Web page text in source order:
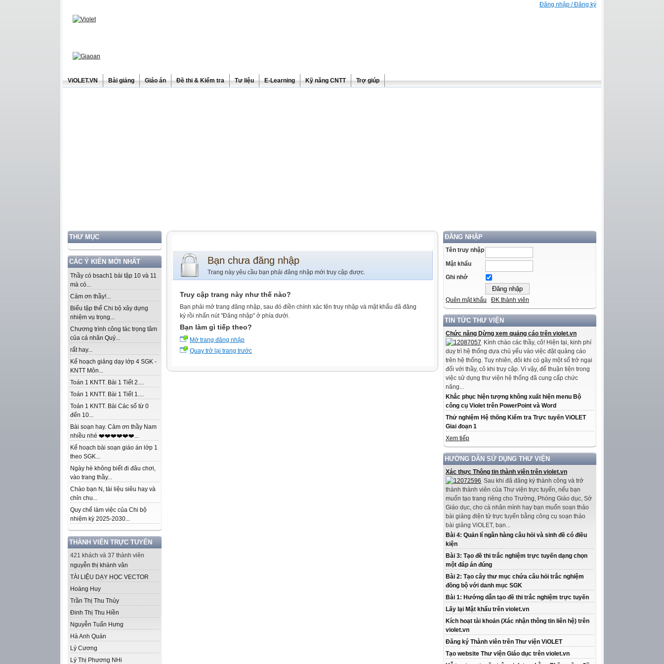
Đăng nhập / Đăng ký
ViOLET.VN Bài giảng Giáo án Đề thi & Kiểm tra Tư liệu E-Learning Kỹ năng CNTT Trợ giúp
THƯ MỤC
CÁC Ý KIẾN MỚI NHẤT
Thầy có bsach1 bài tập 10 và 11
mà có...
Cảm ơn thầy!...
Biểu tập thể Chi bộ xây dựng
nhiệm vụ trọng...
Chương trình công tác trọng tâm
của cá nhân Quý...
rất hay...
Kế hoạch giảng dạy lớp 4 SGK -
KNTT Môn...
Toán 1 KNTT. Bài 1 Tiết 2....
Toán 1 KNTT. Bài 1 Tiết 1....
Toán 1 KNTT. Bài Các số từ 0
đến 10...
Bài soạn hay. Cảm ơn thầy Nam
nhiều nhé ❤️❤️❤️❤️❤️❤️...
Kế hoạch bài soạn giáo án lớp 1
theo SGK...
Ngày hè không biết đi đâu chơi,
vào trang thầy...
Chào bạn N, tài liệu siêu hay và
chỉn chu...
Quy chế làm việc của Chi bộ
nhiệm kỳ 2025-2030...
THÀNH VIÊN TRỰC TUYẾN
421 khách và 37 thành viên
nguyễn thị khánh vân
TÀI LIỆU DẠY HỌC VECTOR
Hoàng Huy
Trần Thị Thu Thủy
Đinh Thị Thu Hiền
Nguyễn Tuấn Hưng
Hà Anh Quán
Lý Cương
Lý Thị Phương NHi
ĐĂNG NHẬP
Tên truy nhập
Mật khẩu
Ghi nhớ
Quên mật khẩu ĐK thành viên
TIN TỨC THƯ VIỆN
Chức năng Dừng xem quảng cáo trên violet.vn
Kính chào các thầy, cô! Hiện tại, kinh phí
duy trì hệ thống dựa chủ yếu vào việc đặt quảng cáo
trên hệ thống. Tuy nhiên, đôi khi có gây một số trở ngại
đối với thầy, cô khi truy cập. Vì vậy, để thuận tiện trong
việc sử dụng thư viện hệ thống đã cung cấp chức
năng...
Khắc phục hiện tượng không xuất hiện menu Bộ
công cụ Violet trên PowerPoint và Word
Thử nghiệm Hệ thống Kiểm tra Trực tuyến ViOLET
Giai đoạn 1
Xem tiếp
HƯỚNG DẪN SỬ DỤNG THƯ VIỆN
Xác thực Thông tin thành viên trên violet.vn
Sau khi đã đăng ký thành công và trở
thành thành viên của Thư viện trực tuyến, nếu bạn
muốn tạo trang riêng cho Trường, Phòng Giáo dục, Sở
Giáo dục, cho cá nhân mình hay bạn muốn soạn thảo
bài giảng điện tử trực tuyến bằng công cụ soạn thảo
bài giảng ViOLET, bạn...
Bài 4: Quản lí ngân hàng câu hỏi và sinh đề có điều
kiện
Bài 3: Tạo đề thi trắc nghiệm trực tuyến dạng chọn
một đáp án đúng
Bài 2: Tạo cây thư mục chứa câu hỏi trắc nghiệm
đồng bộ với danh mục SGK
Bài 1: Hướng dẫn tạo đề thi trắc nghiệm trực tuyến
Lấy lại Mật khẩu trên violet.vn
Kích hoạt tài khoản (Xác nhận thông tin liên hệ) trên
violet.vn
Đăng ký Thành viên trên Thư viện ViOLET
Tạo website Thư viện Giáo dục trên violet.vn
Bạn chưa đăng nhập
Trang này yêu cầu bạn phải đăng nhập mới truy cập được.
Truy cập trang này như thế nào?
Bạn phải mở trang đăng nhập, sau đó điền chính xác tên truy nhập và mật khẩu đã đăng
ký rồi nhấn nút "Đăng nhập" ở phía dưới.
Bạn làm gì tiếp theo?
Mở trang đăng nhập
Quay trở lại trang trước